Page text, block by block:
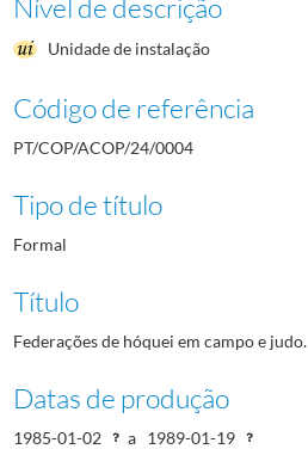
Nível de descrição
Unidade de instalação
Código de referência
PT/COP/ACOP/24/0004
Tipo de título
Formal
Título
Federações de hóquei em campo e judo.
Datas de produção
1985-01-02 a 1989-01-19